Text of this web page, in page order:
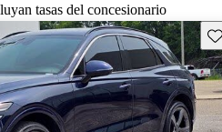
tasas del concesionario